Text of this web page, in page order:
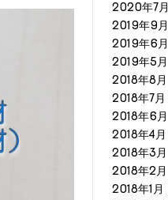
2020年7月
2019年9月
2019年6月
2019年5月
2018年8月
2018年7月
2018年6月
2018年4月
2018年3月
2018年2月
2018年1月